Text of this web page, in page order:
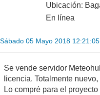
Ubicación:
En línea
Sábado 05 Mayo 2018
Se vende servidor
licencia. Totalmente
Lo compré para el